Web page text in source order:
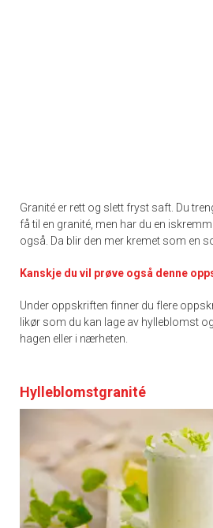
Granité er rett og slett fryst saft. Du
få til en granité, men har du en
også. Da blir den mer kremet som en
Kanskje du vil prøve også denne
Under oppskriften finner du flere
likør som du kan lage av hylleblomst
hagen eller i nærheten.
Hylleblomstgranité